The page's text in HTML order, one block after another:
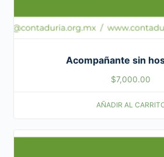
Acompañante sin
$7,000.00
AÑADIR AL